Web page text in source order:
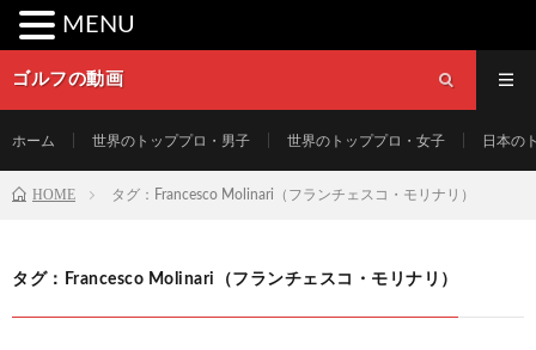
ゴルフの動画
ホーム 世界のトッププロ・男子 世界のトッププロ・女子 日本の
HOME タグ：Francesco Molinari（フランチェスコ・モリナリ）
タグ：Francesco Molinari（フランチェスコ・モリナリ）
MENU